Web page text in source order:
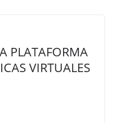
PLATAFORMA
VIRTUALES